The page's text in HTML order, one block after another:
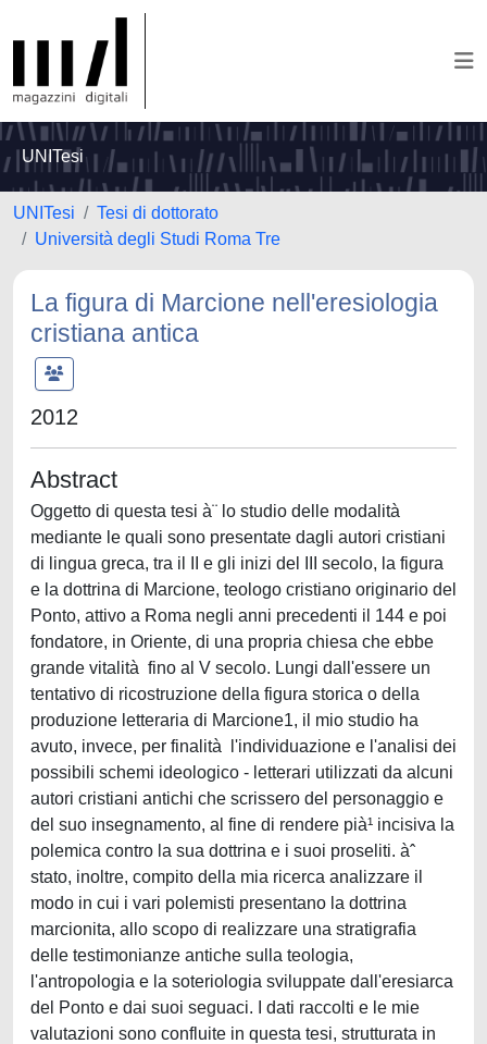
UNITesi
UNITesi
Tesi di dottorato
Università degli Studi Roma Tre
La figura di Marcione nell'eresiologia
cristiana antica
2012
Abstract
Oggetto di questa tesi à¨ lo studio delle modalità
mediante le quali sono presentate dagli autori cristiani
di lingua greca, tra il II e gli inizi del III secolo, la figura
e la dottrina di Marcione, teologo cristiano originario del
Ponto, attivo a Roma negli anni precedenti il 144 e poi
fondatore, in Oriente, di una propria chiesa che ebbe
grande vitalità fino al V secolo. Lungi dall'essere un
tentativo di ricostruzione della figura storica o della
produzione letteraria di Marcione1, il mio studio ha
avuto, invece, per finalità l'individuazione e l'analisi dei
possibili schemi ideologico - letterari utilizzati da alcuni
autori cristiani antichi che scrissero del personaggio e
del suo insegnamento, al fine di rendere pià¹ incisiva la
polemica contro la sua dottrina e i suoi proseliti. àˆ
stato, inoltre, compito della mia ricerca analizzare il
modo in cui i vari polemisti presentano la dottrina
marcionita, allo scopo di realizzare una stratigrafia
delle testimonianze antiche sulla teologia,
l'antropologia e la soteriologia sviluppate dall'eresiarca
del Ponto e dai suoi seguaci. I dati raccolti e le mie
valutazioni sono confluite in questa tesi, strutturata in